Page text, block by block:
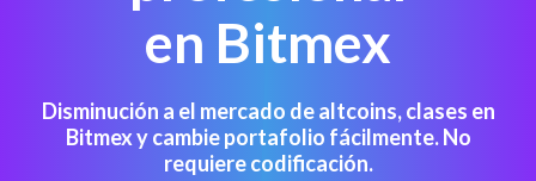
en Bitmex
Disminución a el mercado de altcoins, clases en
Bitmex y cambie portafolio fácilmente. No
requiere codificación.